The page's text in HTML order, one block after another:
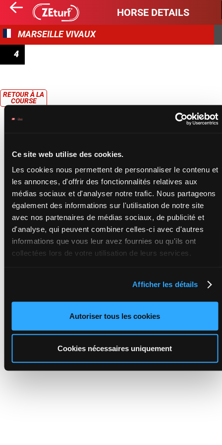
Ce site web utilise des cookies.
Les cookies nous permettent de personnaliser le contenu et
les annonces, d'offrir des fonctionnalités relatives aux
médias sociaux et d'analyser notre trafic. Nous partageons
également des informations sur l'utilisation de notre site
avec nos partenaires de médias sociaux, de publicité et
d'analyse, qui peuvent combiner celles-ci avec d'autres
informations que vous leur avez fournies ou qu'ils ont
collectées lors de votre utilisation de leurs services.
Afficher les détails
Autoriser tous les cookies
Cookies nécessaires uniquement
HORSE DETAILS
MARSEILLE VIVAUX
4
RETOUR À LA
COURSE